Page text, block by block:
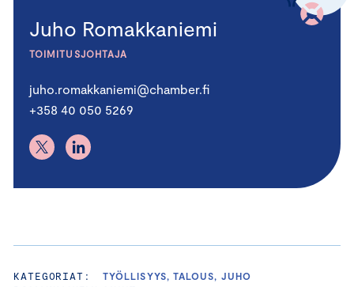
Juho Romakkaniemi
TOIMITUSJOHTAJA
juho.romakkaniemi@chamber.fi
+358 40 050 5269
KATEGORIAT:
TYÖLLISYYS, TALOUS, JUHO